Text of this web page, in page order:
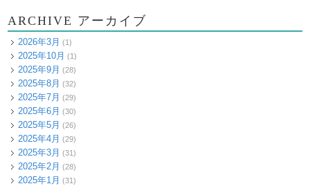
ARCHIVE アーカイブ
2026年3月 (1)
2025年10月 (1)
2025年9月 (28)
2025年8月 (32)
2025年7月 (29)
2025年6月 (30)
2025年5月 (26)
2025年4月 (29)
2025年3月 (31)
2025年2月 (28)
2025年1月 (31)